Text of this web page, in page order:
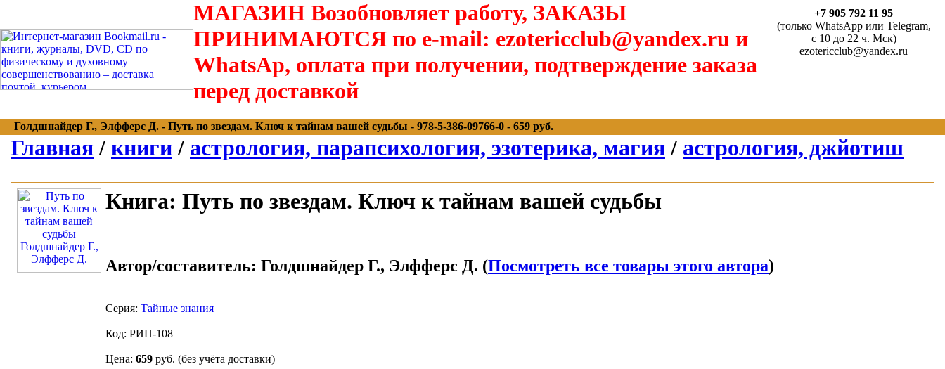
МАГАЗИН Возобновляет работу, ЗАКАЗЫ
ПРИНИМАЮТСЯ по e-mail: ezotericclub@yandex.ru и
WhatsAp, оплата при получении, подтверждение заказа
перед доставкой
+7 905 792 11 95
(только WhatsApp или Telegram,
с 10 до 22 ч. Мск)
ezotericclub@yandex.ru
Голдшнайдер Г., Элфферс Д. - Путь по звездам. Ключ к тайнам вашей судьбы - 978-5-386-09766-0 - 659 руб.
Главная / книги / астрология, парапсихология, эзотерика, магия / астрология, джйотиш
Книга: Путь по звездам. Ключ к тайнам вашей судьбы
Автор/составитель: Голдшнайдер Г., Элфферс Д. (Посмотреть все товары этого автора)
Серия: Тайные знания
Код: РИП-108
Цена: 659 руб. (без учёта доставки)